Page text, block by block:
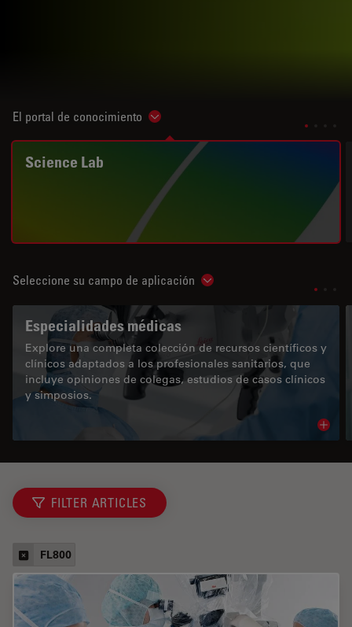
El portal de conocimiento Show subnavigation
Science Lab
Seleccione su campo de aplicación Show subnavigation
Especialidades médicas
Explore una completa colección de recursos científicos y
clínicos adaptados a los profesionales sanitarios, que
incluye opiniones de colegas, estudios de casos clínicos
y simposios.
FILTER ARTICLES
FL800